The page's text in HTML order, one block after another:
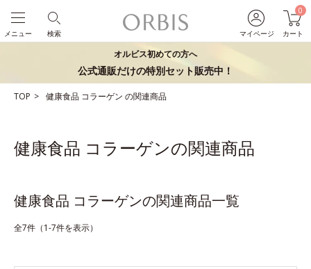
マイページ
0
カート
検索
メニュー
オルビス初めての方へ
公式通販だけの特別セット販売中！
TOP 健康食品 コラーゲン の関連商品
健康食品 コラーゲンの関連商品
健康食品 コラーゲンの関連商品一覧
全7件（1-7件を表示）